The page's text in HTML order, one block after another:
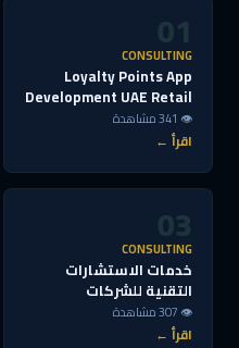
01
CONSULTING
Loyalty Points App
Development UAE Retail
👁 341 مشاهدة
اقرأ ←
03
CONSULTING
خدمات الاستشارات
التقنية للشركات
👁 307 مشاهدة
اقرأ ←